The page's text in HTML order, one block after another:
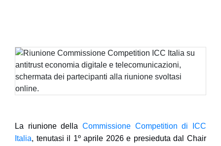
La riunione della Commissione Competition di ICC
Italia, tenutasi il 1º aprile 2026 e presieduta dal Chair